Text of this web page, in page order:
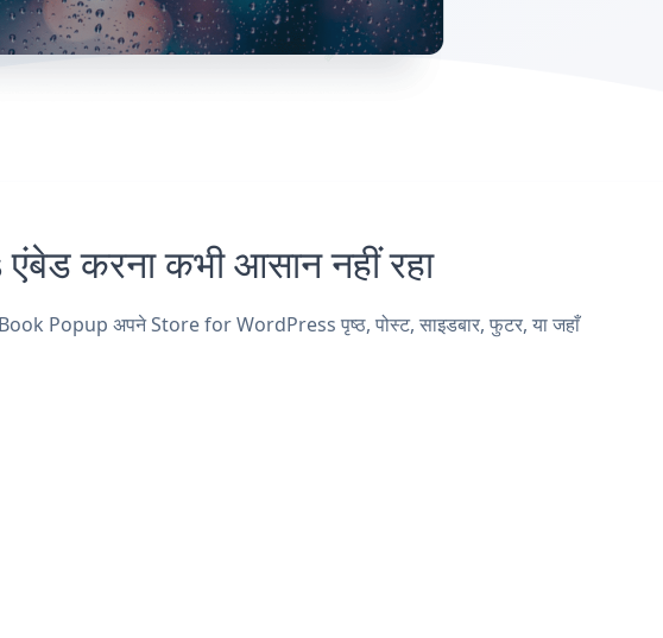
करना कभी आसान नहीं रहा
Popup अपने Store for WordPress पृष्ठ, पोस्ट, साइडबार, फुटर, या जहाँ